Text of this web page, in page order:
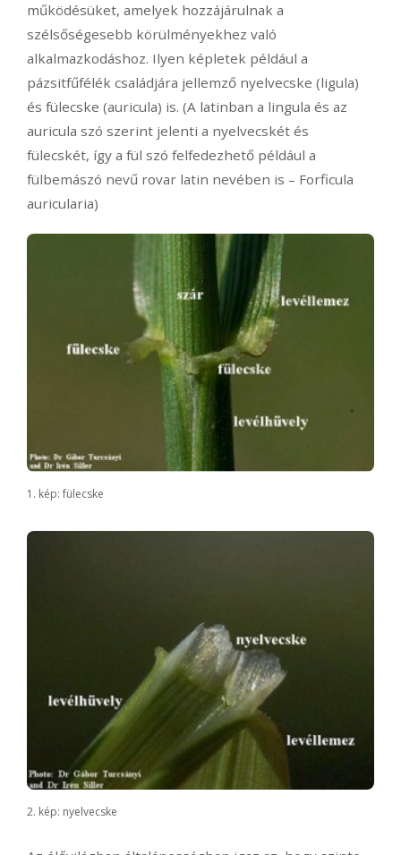
működésüket, amelyek hozzájárulnak a
szélsőségesebb körülményekhez való
alkalmazkodáshoz. Ilyen képletek például a
pázsitfűfélék családjára jellemző nyelvecske (ligula)
és fülecske (auricula) is. (A latinban a lingula és az
auricula szó szerint jelenti a nyelvecskét és
fülecskét, így a fül szó felfedezhető például a
fülbemászó nevű rovar latin nevében is – Forficula
auricularia)
1. kép: fülecske
2. kép: nyelvecske